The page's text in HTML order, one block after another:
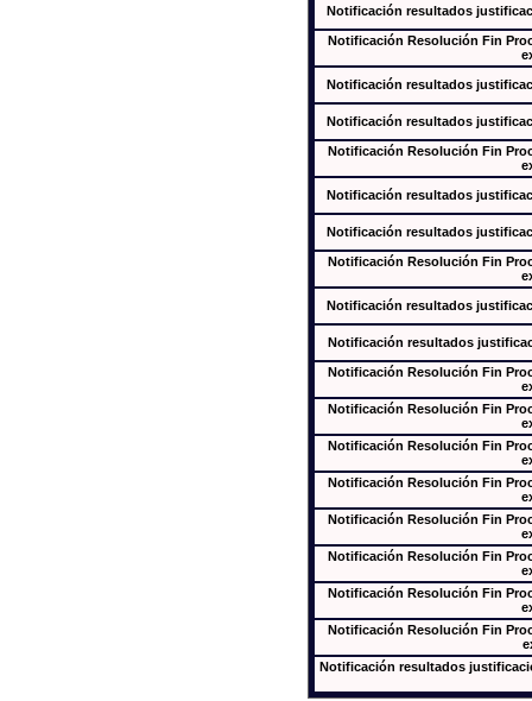
Notificación resultados
Notificación Resolución Fin
Notificación resultados
Notificación resultados
Notificación Resolución Fin
Notificación resultados
Notificación resultados
Notificación Resolución Fin
Notificación resultados
Notificación resultados
Notificación Resolución Fin
Notificación Resolución Fin
Notificación Resolución Fin
Notificación Resolución Fin
Notificación Resolución Fin
Notificación Resolución Fin
Notificación Resolución Fin
Notificación Resolución Fin
Notificación resultados